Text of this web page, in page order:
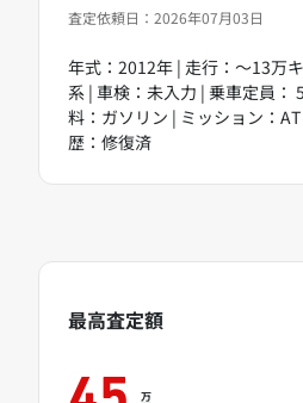
査定依頼日：2026年07月03日
年式：2012年 | 走行：～13万
系 | 車検：未入力 | 乗車定員：
料：ガソリン | ミッション：
歴：修復済
最高査定額
万